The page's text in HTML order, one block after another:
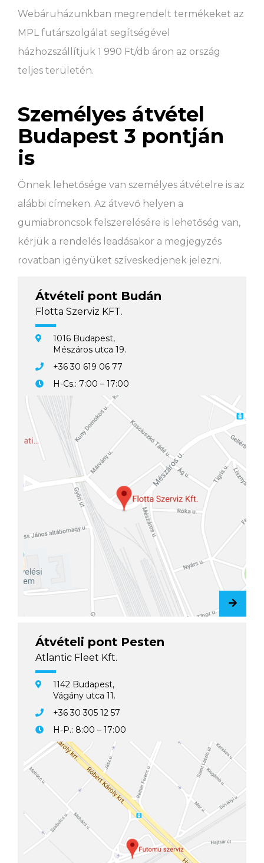
Webáruházunkban megrendelt termékeket az
MPL futárszolgálat segítségével
házhozszállítjuk 1 990 Ft/db áron az ország
teljes területén.
Személyes átvétel
Budapest 3 pontján
is
Önnek lehetősége van személyes átvételre is az
alábbi címeken. Az átvevő helyen a
gumiabroncsok felszerelésére is lehetőség van,
kérjük a rendelés leadásakor a megjegyzés
rovatban igényüket szíveskedjenek jelezni.
Átvételi pont Budán
Flotta Szerviz KFT.
1016 Budapest,
Mészáros utca 19.
+36 30 619 06 77
H-Cs.: 7:00 – 17:00
Átvételi pont Pesten
Atlantic Fleet Kft.
1142 Budapest,
Vágány utca 11.
+36 30 305 12 57
H-P.: 8:00 – 17:00